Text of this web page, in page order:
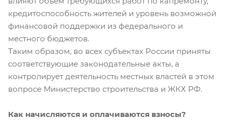
кредитоспособность жителей и уровень возможной
финансовой поддержки из федерального и
местного бюджетов.
Таким образом, во всех субъектах России приняты
соответствующие законодательные акты, а
контролирует деятельность местных властей в этом
вопросе Министерство строительства и ЖКХ РФ.
Как начисляются и оплачиваются взносы?